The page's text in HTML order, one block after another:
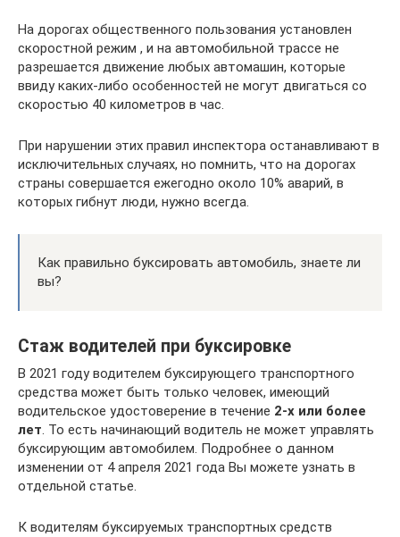
На дорогах общественного пользования установлен
скоростной режим , и на автомобильной трассе не
разрешается движение любых автомашин, которые
ввиду каких-либо особенностей не могут двигаться со
скоростью 40 километров в час.
При нарушении этих правил инспектора останавливают в
исключительных случаях, но помнить, что на дорогах
страны совершается ежегодно около 10% аварий, в
которых гибнут люди, нужно всегда.
Как правильно буксировать автомобиль, знаете ли
вы?
Стаж водителей при буксировке
В 2021 году водителем буксирующего транспортного
средства может быть только человек, имеющий
водительское удостоверение в течение 2-х или более
лет. То есть начинающий водитель не может управлять
буксирующим автомобилем. Подробнее о данном
изменении от 4 апреля 2021 года Вы можете узнать в
отдельной статье.
К водителям буксируемых транспортных средств